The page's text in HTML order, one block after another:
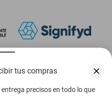
tus compras
precisos en todo lo que